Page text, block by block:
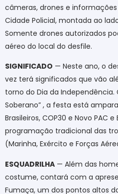
câmeras, drones e
Cidade Policial, montada ao
Somente drones autorizados
aéreo do local do desfile.
SIGNIFICADO — Neste ano, o
vez terá significados que vão
torno do Dia da Independência.
Soberano” , a festa está
Brasileiros, COP30 e Novo PAC
programação tradicional das
(Marinha, Exército e Forças
ESQUADRILHA — Além das
costume, contará com a
Fumaça, um dos pontos altos